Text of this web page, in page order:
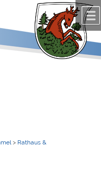
springen.
> Rathaus &